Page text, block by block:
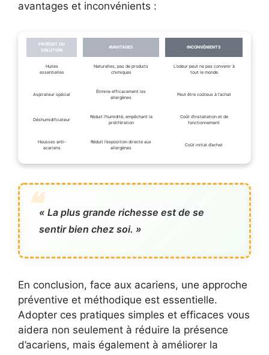
avantages et inconvénients :
PRODUIT OU
SOLUTION
AVANTAGES INCONVÉNIENTS
Huiles
essentielles
Naturelles, pas de produits
chimiques
L’odeur peut ne pas convenir à
tout le monde
Aspirateur spécial
Élimine efficacement les
allergènes
Peut être coûteux à l’achat
Déshumidificateur
Réduit l’humidité, empêchant la
prolifération
Coût d’installation et de
fonctionnement
Housses anti-
acariens
Réduit l’exposition directe aux
allergènes
Coût initial d’achat
« La plus grande richesse est de se
sentir bien chez soi. »
En conclusion, face aux acariens, une approche
préventive et méthodique est essentielle.
Adopter ces pratiques simples et efficaces vous
aidera non seulement à réduire la présence
d’acariens, mais également à améliorer la